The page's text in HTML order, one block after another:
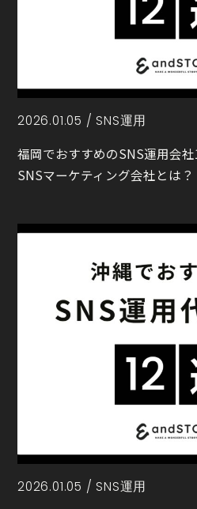
2026.01.05 / SNS運用
福岡でおすすめのSNS運用会
SNSマーケティング会社とは？
2026.01.05 / SNS運用